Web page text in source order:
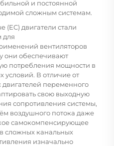
и постоянной
сложным системам.
двигатели стали
для
вентиляторов
они обеспечивают
потребления мощности в
В отличие от
переменного
свою выходную
сопротивления системы,
воздушного потока даже
самокомпенсирующее
сложных канальных
изначально